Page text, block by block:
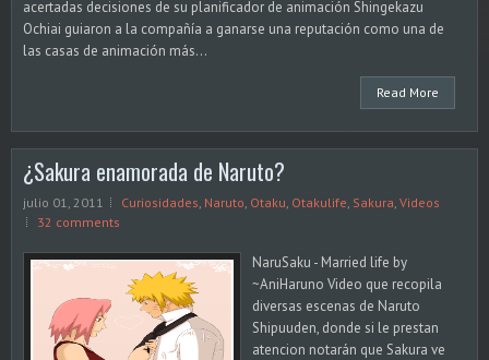
acertadas decisiones de su planificador de animación Shingekazu
Ochiai guiaron a la compañía a ganarse una reputación como una de
las casas de animación más...
Read More
¿Sakura enamorada de Naruto?
julio 01, 2011 Curiosidades Naruto Otaku Otakulife Sakura Videos
32 comments
NaruSaku - Married life by
~AniHaruno Video que recopila
diversas escenas de Naruto
Shipuuden, donde si le prestan
atencion notarán que Sakura ve